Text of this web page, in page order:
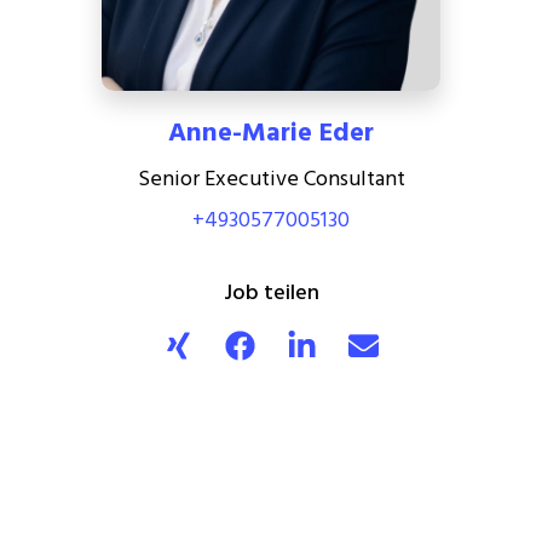
Anne-Marie Eder
Senior Executive Consultant
+4930577005130
Job teilen